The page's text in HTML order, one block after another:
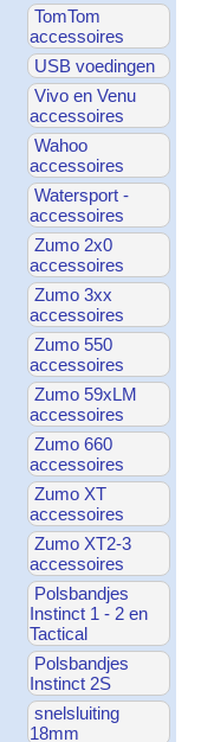
TomTom
accessoires
USB voedingen
Vivo en Venu
accessoires
Wahoo
accessoires
Watersport -
accessoires
Zumo 2x0
accessoires
Zumo 3xx
accessoires
Zumo 550
accessoires
Zumo 59xLM
accessoires
Zumo 660
accessoires
Zumo XT
accessoires
Zumo XT2-3
accessoires
Polsbandjes
Instinct 1 - 2 en
Tactical
Polsbandjes
Instinct 2S
snelsluiting
18mm